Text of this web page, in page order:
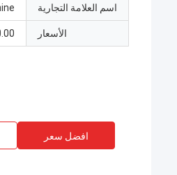
اسم العلامة التجارية
الأسعار 2 sets
افضل سعر